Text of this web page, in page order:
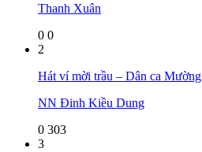
Thanh Xuân
0 0
2
Hát ví mời trầu – Dân ca Mường
NN Đinh Kiều Dung
0 303
3